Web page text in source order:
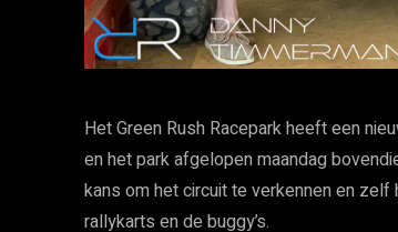
Het Green Rush Racepark heeft een
en het park afgelopen maandag
kans om het circuit te verkennen en
rallykarts en de buggy’s.